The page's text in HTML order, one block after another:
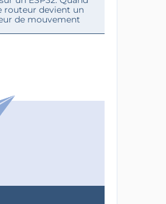
routeur devient un
de mouvement